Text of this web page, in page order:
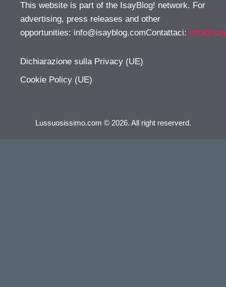
This website is part of the IsayBlog! network. For
advertising, press releases and other
opportunities: info@isayblog.comContattaci:
Dichiarazione sulla Privacy (UE)
Cookie Policy (UE)
Lussuosissimo.com © 2026. All right reserverd.